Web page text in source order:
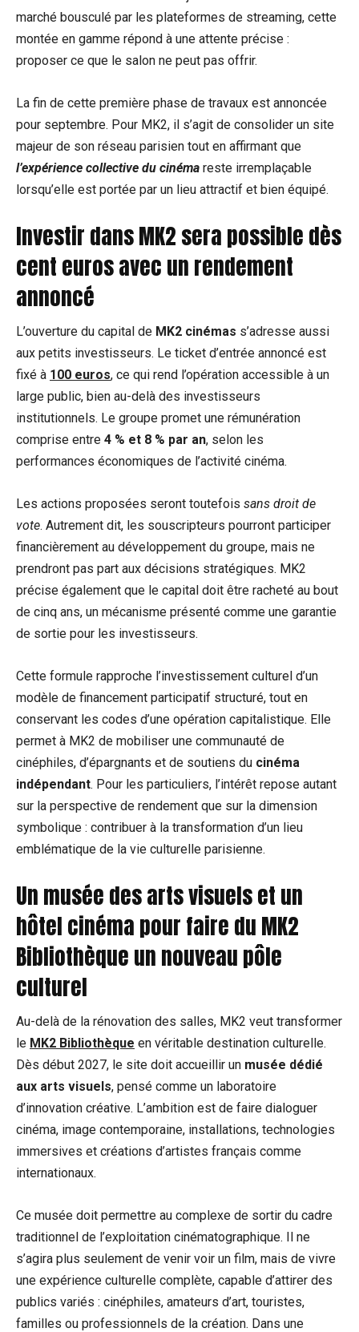
marché bousculé par les plateformes de streaming, cette
montée en gamme répond à une attente précise :
proposer ce que le salon ne peut pas offrir.
La fin de cette première phase de travaux est annoncée
pour septembre. Pour MK2, il s’agit de consolider un site
majeur de son réseau parisien tout en affirmant que
l’expérience collective du cinéma reste irremplaçable
lorsqu’elle est portée par un lieu attractif et bien équipé.
Investir dans MK2 sera possible dès
cent euros avec un rendement
annoncé
L’ouverture du capital de MK2 cinémas s’adresse aussi
aux petits investisseurs. Le ticket d’entrée annoncé est
fixé à 100 euros, ce qui rend l’opération accessible à un
large public, bien au-delà des investisseurs
institutionnels. Le groupe promet une rémunération
comprise entre 4 % et 8 % par an, selon les
performances économiques de l’activité cinéma.
Les actions proposées seront toutefois sans droit de
vote. Autrement dit, les souscripteurs pourront participer
financièrement au développement du groupe, mais ne
prendront pas part aux décisions stratégiques. MK2
précise également que le capital doit être racheté au bout
de cinq ans, un mécanisme présenté comme une garantie
de sortie pour les investisseurs.
Cette formule rapproche l’investissement culturel d’un
modèle de financement participatif structuré, tout en
conservant les codes d’une opération capitalistique. Elle
permet à MK2 de mobiliser une communauté de
cinéphiles, d’épargnants et de soutiens du cinéma
indépendant. Pour les particuliers, l’intérêt repose autant
sur la perspective de rendement que sur la dimension
symbolique : contribuer à la transformation d’un lieu
emblématique de la vie culturelle parisienne.
Un musée des arts visuels et un
hôtel cinéma pour faire du MK2
Bibliothèque un nouveau pôle
culturel
Au-delà de la rénovation des salles, MK2 veut transformer
le MK2 Bibliothèque en véritable destination culturelle.
Dès début 2027, le site doit accueillir un musée dédié
aux arts visuels, pensé comme un laboratoire
d’innovation créative. L’ambition est de faire dialoguer
cinéma, image contemporaine, installations, technologies
immersives et créations d’artistes français comme
internationaux.
Ce musée doit permettre au complexe de sortir du cadre
traditionnel de l’exploitation cinématographique. Il ne
s’agira plus seulement de venir voir un film, mais de vivre
une expérience culturelle complète, capable d’attirer des
publics variés : cinéphiles, amateurs d’art, touristes,
familles ou professionnels de la création. Dans une